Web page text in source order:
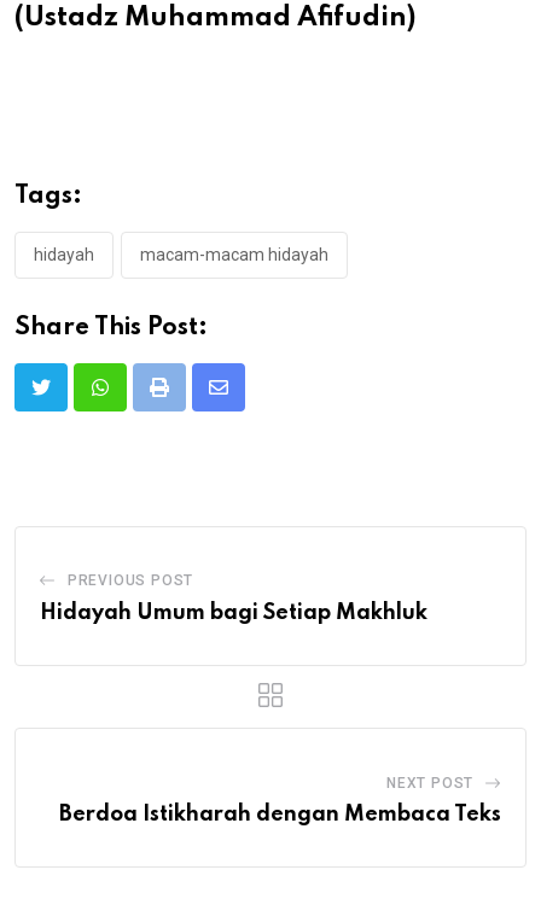
(Ustadz Muhammad Afifudin)
Tags:
hidayah macam-macam hidayah
Share This Post:
Print
Share
PREVIOUS POST
Hidayah Umum bagi Setiap Makhluk
NEXT POST
Berdoa Istikharah dengan Membaca Teks